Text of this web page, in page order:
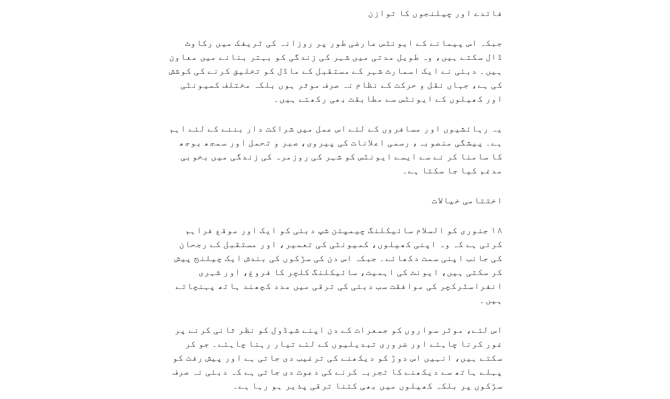
فائدے اور چیلنجوں کا توازن
جبکہ اس پیمانے کے ایونٹس عارضی طور پر روزانہ کی ٹریفک میں رکاوٹ
ڈال سکتے ہیں، وہ طویل مدتی میں شہر کی زندگی کو بہتر بنانے میں معاون
ہیں۔ دبئی نے ایک اسمارٹ شہر کے مستقبل کے ماڈل کو تخلیق کرنے کی کوشش
کی ہے، جہاں نقل و حرکت کے نظام نہ صرف موثر ہوں بلکہ مختلف کمیونٹی
اور کھیلوں کے ایونٹس سے مطابقت بھی رکھتے ہیں۔
یہ رہائشیوں اور مسافروں کے لئے اس عمل میں شراکت دار بننے کے لئے اہم
ہے۔ پیشگی منصوبہ، رسمی اعلانات کی پیروی، صبر و تحمل اور سمجھ بوجھ
کا سامنا کر نے سے ایسے ایونٹس کو شہر کی روزمرہ کی زندگی میں بخوبی
مدغم کیا جا سکتا ہے۔
اختتامی خیالات
۱۸ جنوری کو السلام سائیکلنگ چیمپئن شپ دبئی کو ایک اور موقع فراہم
کرتی ہے کہ وہ اپنی کھیلوں، کمیونٹی کی تعمیر، اور مستقبل کے رجحان
کی جانب اپنی سمت دکھائے۔ جبکہ اس دن کی سڑکوں کی بندش ایک چیلنج پیش
کر سکتی ہیں، ایونٹ کی اہمیت، سائیکلنگ کلچر کا فروغ، اور شہری
انفراسٹرکچر کی موافقت سب دبئی کی ترقی میں مدد کچھند ہاتھ پہنچاتے
ہیں۔
اس لئے، موٹر سواروں کو جمعرات کے دن اپنے شیڈول کو نظر ثانی کرنے پر
غور کرنا چاہئے اور ضروری تبدیلیوں کے لئے تیار رہنا چاہئے۔ جو کر
سکتے ہیں، انہیں اس دوڑ کو دیکھنے کی ترغیب دی جاتی ہے اور پیش رفت کو
پہلے ہاتھ سے دیکھنے کا تجربہ کرنے کی دعوت دی جاتی ہے کہ دبئی نہ صرف
سڑکوں پر بلکہ کھیلوں میں بھی کتنا ترقی پذیر ہو رہا ہے۔